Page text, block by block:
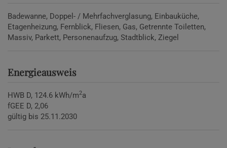
Badewanne Doppel- / Mehrfachverglasung Einbauküche
Etagenheizung Fernblick Fliesen Gas Getrennte Toiletten
Massiv Parkett Personenaufzug Stadtblick Ziegel
Energieausweis
HWB D, 124.6 kWh/m2a
fGEE D, 2,06
gültig bis 25.11.2030